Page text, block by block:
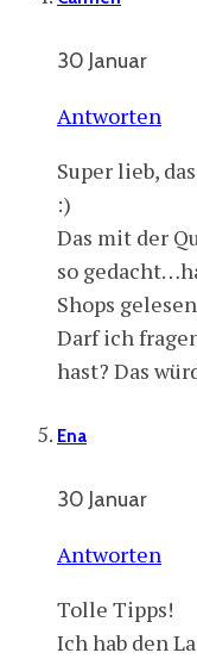
30 Januar
Antworten
Super lieb,
:)
Das mit der
so
Shops
Darf ich
hast? Das
Ena
30 Januar
Antworten
Tolle Tipps!
Ich hab den